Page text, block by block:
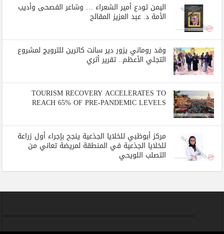
اليمن تودع أمير الشعراء … وشاعر الفصحى وأديب
الأمة د. عبد العزيز المقالح
وفد روماني يزور دير سانت كاترين للترويج لمشروع
التجلي الأعظم.. تقرير أثري
TOURISM RECOVERY ACCELERATES TO
REACH 65% OF PRE-PANDEMIC LEVELS
مركز أبوظبي للخلايا الجذعية ينجح بإجراء أول زراعة
للخلايا الجذعية في المنطقة لمريضة تعاني من
التصلب اللويحي